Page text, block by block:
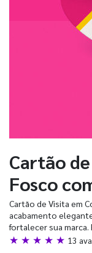
Cartão
Fosco
Cartão de Visita em
acabamento
fortalecer sua marca.
★ ★ ★ ★ ★ 13